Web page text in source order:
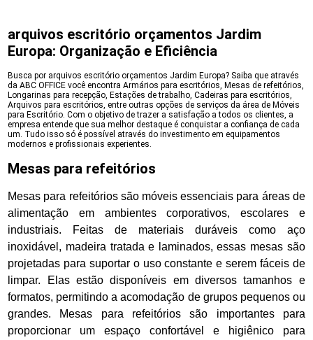
arquivos escritório orçamentos Jardim
Europa: Organização e Eficiência
Busca por arquivos escritório orçamentos Jardim Europa? Saiba que através
da ABC OFFICE você encontra Armários para escritórios, Mesas de refeitórios,
Longarinas para recepção, Estações de trabalho, Cadeiras para escritórios,
Arquivos para escritórios, entre outras opções de serviços da área de Móveis
para Escritório. Com o objetivo de trazer a satisfação a todos os clientes, a
empresa entende que sua melhor destaque é conquistar a confiança de cada
um. Tudo isso só é possível através do investimento em equipamentos
modernos e profissionais experientes.
Mesas para refeitórios
Mesas para refeitórios são móveis essenciais para áreas de
alimentação em ambientes corporativos, escolares e
industriais. Feitas de materiais duráveis como aço
inoxidável, madeira tratada e laminados, essas mesas são
projetadas para suportar o uso constante e serem fáceis de
limpar. Elas estão disponíveis em diversos tamanhos e
formatos, permitindo a acomodação de grupos pequenos ou
grandes. Mesas para refeitórios são importantes para
proporcionar um espaço confortável e higiênico para